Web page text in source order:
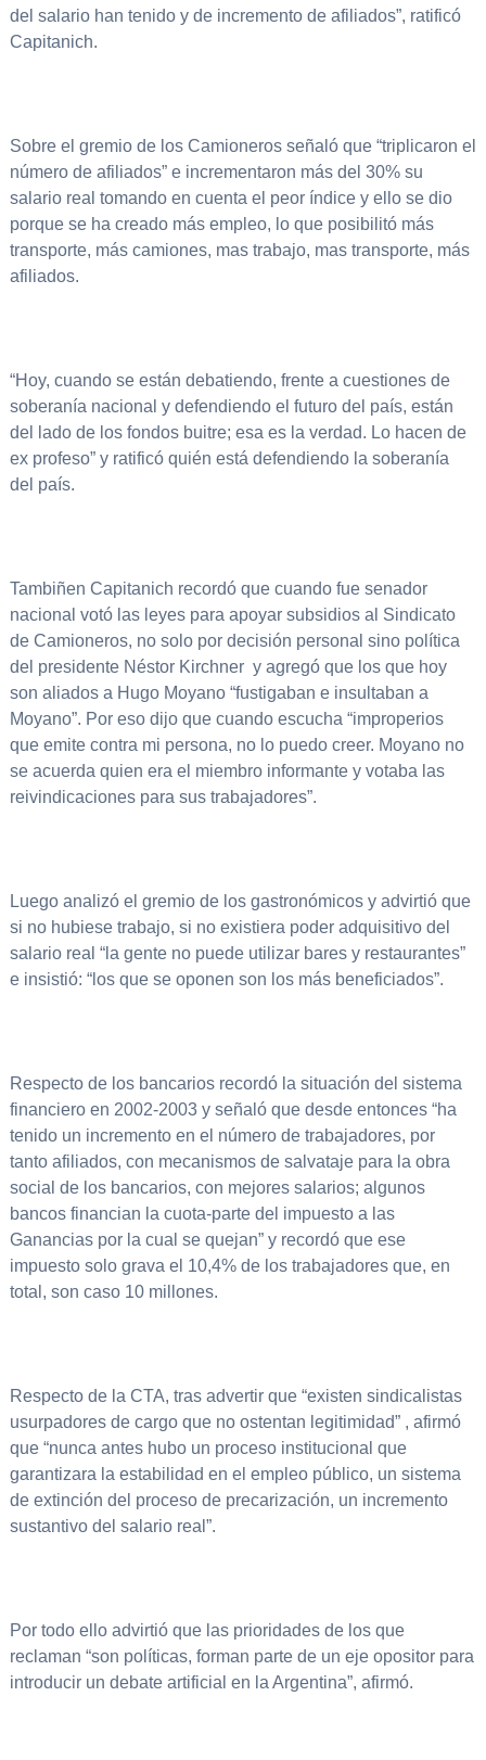
del salario han tenido y de incremento de afiliados”, ratificó
Capitanich.
Sobre el gremio de los Camioneros señaló que “triplicaron el
número de afiliados” e incrementaron más del 30% su
salario real tomando en cuenta el peor índice y ello se dio
porque se ha creado más empleo, lo que posibilitó más
transporte, más camiones, mas trabajo, mas transporte, más
afiliados.
“Hoy, cuando se están debatiendo, frente a cuestiones de
soberanía nacional y defendiendo el futuro del país, están
del lado de los fondos buitre; esa es la verdad. Lo hacen de
ex profeso” y ratificó quién está defendiendo la soberanía
del país.
Tambiñen Capitanich recordó que cuando fue senador
nacional votó las leyes para apoyar subsidios al Sindicato
de Camioneros, no solo por decisión personal sino política
del presidente Néstor Kirchner y agregó que los que hoy
son aliados a Hugo Moyano “fustigaban e insultaban a
Moyano”. Por eso dijo que cuando escucha “improperios
que emite contra mi persona, no lo puedo creer. Moyano no
se acuerda quien era el miembro informante y votaba las
reivindicaciones para sus trabajadores”.
Luego analizó el gremio de los gastronómicos y advirtió que
si no hubiese trabajo, si no existiera poder adquisitivo del
salario real “la gente no puede utilizar bares y restaurantes”
e insistió: “los que se oponen son los más beneficiados”.
Respecto de los bancarios recordó la situación del sistema
financiero en 2002-2003 y señaló que desde entonces “ha
tenido un incremento en el número de trabajadores, por
tanto afiliados, con mecanismos de salvataje para la obra
social de los bancarios, con mejores salarios; algunos
bancos financian la cuota-parte del impuesto a las
Ganancias por la cual se quejan” y recordó que ese
impuesto solo grava el 10,4% de los trabajadores que, en
total, son caso 10 millones.
Respecto de la CTA, tras advertir que “existen sindicalistas
usurpadores de cargo que no ostentan legitimidad” , afirmó
que “nunca antes hubo un proceso institucional que
garantizara la estabilidad en el empleo público, un sistema
de extinción del proceso de precarización, un incremento
sustantivo del salario real”.
Por todo ello advirtió que las prioridades de los que
reclaman “son políticas, forman parte de un eje opositor para
introducir un debate artificial en la Argentina”, afirmó.